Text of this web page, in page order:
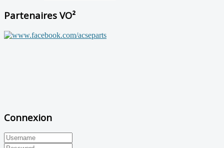
Partenaires VO²
Connexion